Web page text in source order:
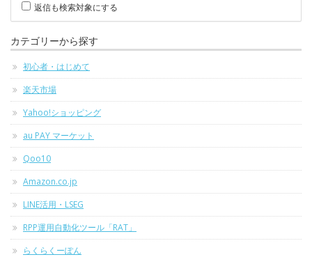
返信も検索対象にする
カテゴリーから探す
初心者・はじめて
楽天市場
Yahoo!ショッピング
au PAY マーケット
Qoo10
Amazon.co.jp
LINE活用・LSEG
RPP運用自動化ツール「RAT」
らくらくーぽん